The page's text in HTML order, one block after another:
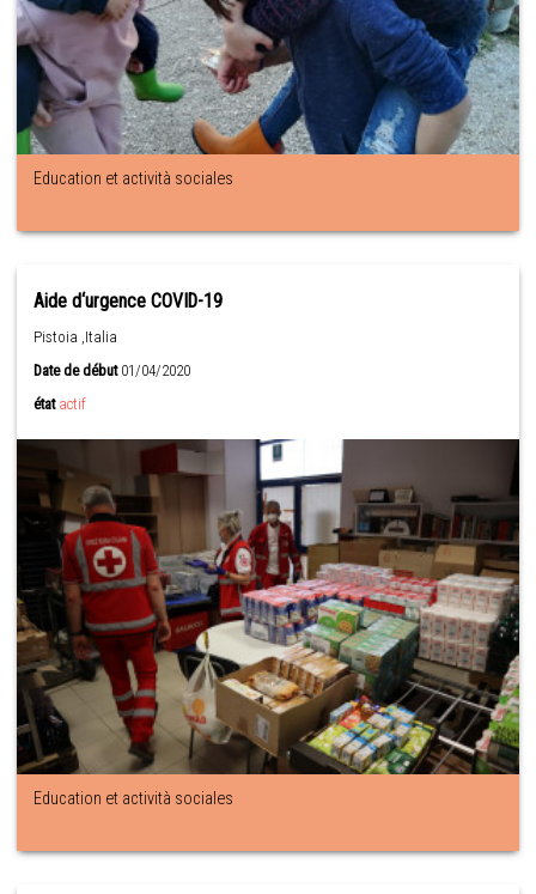
Education et actività sociales
Aide d‘urgence COVID-19
Pistoia ,Italia
Date de début01/04/2020
état actif
Education et actività sociales